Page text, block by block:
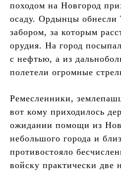
походом на Новгород
осаду. Ордынцы
забором, за которым
орудия. На город
с нефтью, а из
полетели огромные
Ремесленники,
вот кому приходилось
ожидании помощи из
небольшого города и
противостояло
войску практически две